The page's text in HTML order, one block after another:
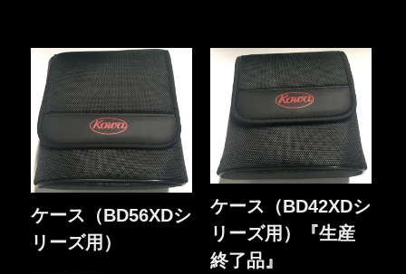
ケース（BD56XDシ
リーズ用）
ケース（BD42XDシ
リーズ用）『生産
終了品』